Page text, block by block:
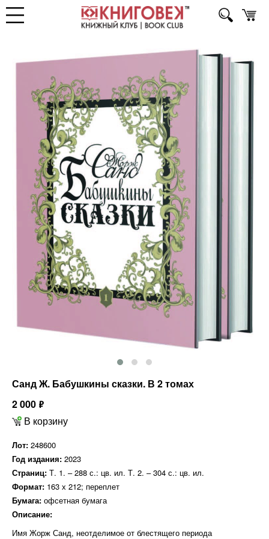
Санд Ж. Бабушкины сказки. В 2 томах
2 000 ф
В корзину
Лот: 248600
Год издания: 2023
Страниц: Т. 1. – 288 с.: цв. ил. Т. 2. – 304 с.: цв. ил.
Формат: 163 х 212; переплет
Бумага: офсетная бумага
Описание:
Имя Жорж Санд, неотделимое от блестящего периода